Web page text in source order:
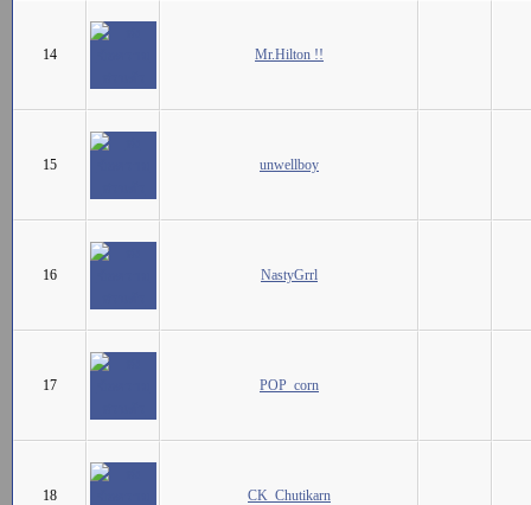
14 Mr.Hilton !!
15 unwellboy
16 NastyGrrl
17 POP_corn
18 CK_Chutikarn